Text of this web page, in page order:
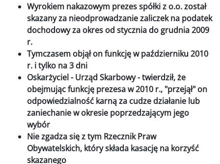
Wyrokiem nakazowym prezes spółki z o.o. został
skazany za nieodprowadzanie zaliczek na podatek
dochodowy za okres od stycznia do grudnia 2009
r.
Tymczasem objął on funkcję w październiku 2010
r. i tylko na 3 dni
Oskarżyciel - Urząd Skarbowy - twierdził, że
obejmując funkcję prezesa w 2010 r., "przejął" on
odpowiedzialność karną za cudze działanie lub
zaniechanie w okresie poprzedzającym jego
wybór
Nie zgadza się z tym Rzecznik Praw
Obywatelskich, który składa kasację na korzyść
skazanego